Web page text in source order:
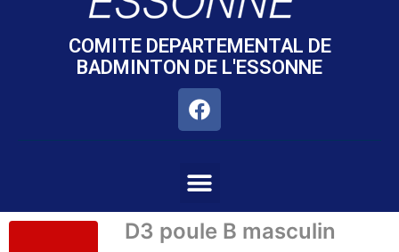
COMITE DEPARTEMENTAL DE
BADMINTON DE L'ESSONNE
D3 poule B masculin